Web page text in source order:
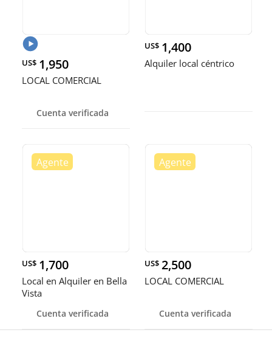
US$ 1,950
LOCAL COMERCIAL
Cuenta verificada
US$ 1,400
Alquiler local céntrico
US$ 1,700
Local en Alquiler en Bella
Vista
Cuenta verificada
US$ 2,500
LOCAL COMERCIAL
Cuenta verificada